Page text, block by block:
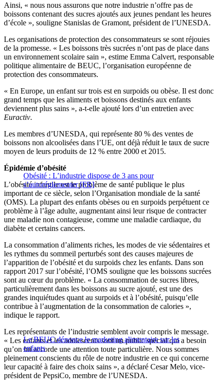
Ainsi, « nous nous assurons que notre industrie n’offre pas de
boissons contenant des sucres ajoutés aux jeunes pendant les heures
d’école », souligne Stanislas de Gramont, président de l’UNESDA.
Les organisations de protection des consommateurs se sont réjouies
de la promesse. « Les boissons très sucrées n’ont pas de place dans
un environnement scolaire sain », estime Emma Calvert, responsable
politique alimentaire de BEUC, l’organisation européenne de
protection des consommateurs.
« En Europe, un enfant sur trois est en surpoids ou obèse. Il est donc
grand temps que les aliments et boissons destinés aux enfants
deviennent plus sains », a-t-elle ajouté lors d’un entretien avec
Euractiv.
Les membres d’UNESDA, qui représente 80 % des ventes de
boissons non alcoolisées dans l’UE, ont déjà réduit le taux de sucre
moyen de leurs produits de 12 % entre 2000 et 2015.
Obésité : L’industrie dispose de 3 ans pour
s’autoréglementer [FR]
Épidémie d’obésité
L’obésité infantile est le problème de santé publique le plus
important de ce siècle, selon l’Organisation mondiale de la santé
(OMS). La plupart des enfants obèses ou en surpoids perpétuent ce
problème à l’âge adulte, augmentant ainsi leur risque de contracter
une maladie non contagieuse, comme une maladie cardiaque, du
diabète et certains cancers.
La consommation d’aliments riches, les modes de vie sédentaires et
les rythmes du sommeil perturbés sont des causes majeures de
l’apparition de l’obésité et du surpoids chez les enfants. Dans son
rapport 2017 sur l’obésité, l’OMS souligne que les boissons sucrées
sont au cœur du problème. « La consommation de sucres libres,
particulièrement dans les boissons au sucre ajouté, est une des
grandes inquiétudes quant au surpoids et à l’obésité, puisqu’elle
contribue à l’augmentation de la consommation de calories »,
indique le rapport.
Le BEUC dénonce le marketing alimentaire sur les
enfants
Les représentants de l’industrie semblent avoir compris le message.
« Les enfants et les adolescents sont un public spécial qui a besoin
qu’on lui accorde une attention toute particulière. Nous sommes
pleinement conscients du rôle de notre industrie en ce qui concerne
leur capacité à faire des choix sains », a déclaré Cesar Melo, vice-
président de PepsiCo, membre de l’UNESDA.